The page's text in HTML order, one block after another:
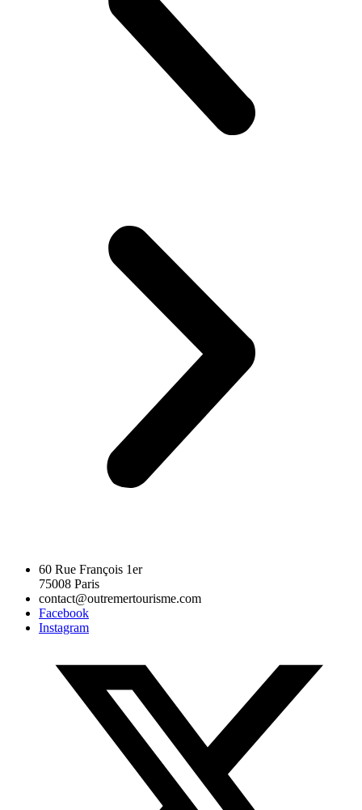
60 Rue François 1er
75008 Paris
contact@outremertourisme.com
Facebook
Instagram